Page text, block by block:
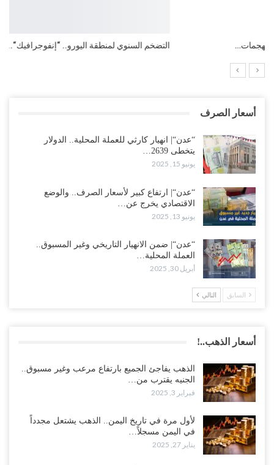
التضخم السنوي لمنطقة اليورو.. “إنفوجرافيك“..!
أسعار الصرف
“عدن“| انهيار كارثي للعملة المحلية.. الدولار
يتخطى 2639…
يونيو 15, 2025
“عدن“| ارتفاع كبير لأسعار الصرف.. والوضع
الاقتصادي يخرج عن…
يونيو 13, 2025
“عدن“| ضمن الانهيار التاريخي وغير المسبوق..
العملة المحلية…
أبريل 30, 2025
السابق التالي
أسعار الذهب..!
الذهب يفاجئ الجميع بارتفاع مرعب وغير مسبوق..
الجنيه يقترب من…
فبراير 3, 2025
لأول مرة في تاريخ اليمن.. الذهب يشتعل مجدداً
في اليمن مسجلاً…
يناير 27, 2025